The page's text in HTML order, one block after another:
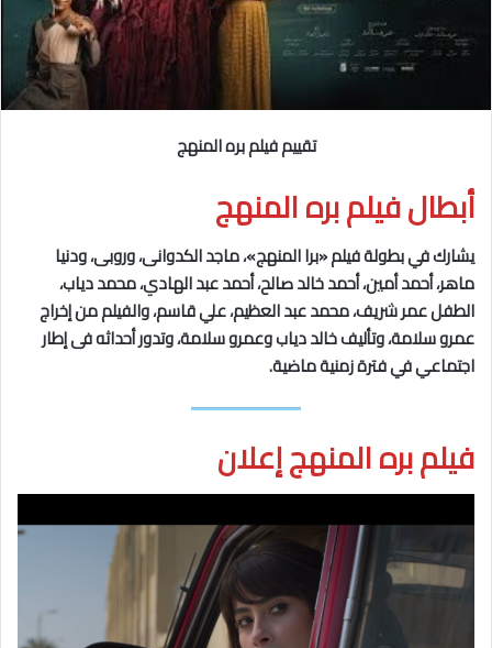
تقييم فيلم بره المنهج
أبطال فيلم بره المنهج
يشارك في بطولة فيلم «برا المنهج»، ماجد الكدوانى، وروبى، ودنيا
ماهر، أحمد أمين، أحمد خالد صالح، أحمد عبد الهادي، محمد دياب،
الطفل عمر شريف، محمد عبد العظيم، علي قاسم، والفيلم من إخراج
عمرو سلامة، وتأليف خالد دياب وعمرو سلامة، وتدور أحداثه فى إطار
اجتماعي في فترة زمنية ماضية.
فيلم بره المنهج إعلان